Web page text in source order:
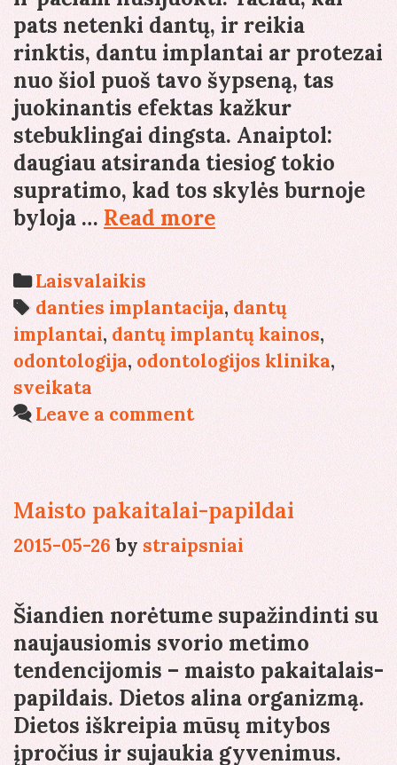
pats netenki dantų, ir reikia
rinktis, dantu implantai ar protezai
nuo šiol puoš tavo šypseną, tas
juokinantis efektas kažkur
stebuklingai dingsta. Anaiptol:
daugiau atsiranda tiesiog tokio
supratimo, kad tos skylės burnoje
byloja … Read moreNetekau
dantų:
ar
implantai?
Categories
Laisvalaikis
Tags
danties implantacija, dantų
implantai, dantų implantų kainos,
odontologija, odontologijos klinika,
sveikata
Leave a comment
Maisto pakaitalai-papildai
2015-05-26 by straipsniai
Šiandien norėtume supažindinti su
naujausiomis svorio metimo
tendencijomis – maisto pakaitalais-
papildais. Dietos alina organizmą.
Dietos iškreipia mūsų mitybos
įpročius ir sujaukia gyvenimus.